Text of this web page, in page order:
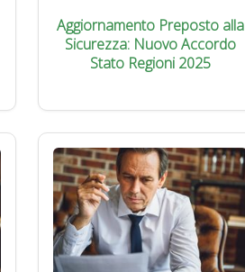
Aggiornamento Preposto alla
Sicurezza: Nuovo Accordo
Stato Regioni 2025